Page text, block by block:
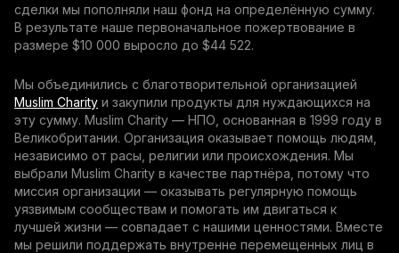
сделки мы пополняли наш фонд на определённую сумму.
В результате наше первоначальное пожертвование в
размере $10 000 выросло до $44 522.
Мы объединились с благотворительной организацией
Muslim Charity и закупили продукты для нуждающихся на
эту сумму. Muslim Charity — НПО, основанная в 1999 году в
Великобритании. Организация оказывает помощь людям,
независимо от расы, религии или происхождения. Мы
выбрали Muslim Charity в качестве партнёра, потому что
миссия организации — оказывать регулярную помощь
уязвимым сообществам и помогать им двигаться к
лучшей жизни — совпадает с нашими ценностями. Вместе
мы решили поддержать внутренне перемещенных лиц в